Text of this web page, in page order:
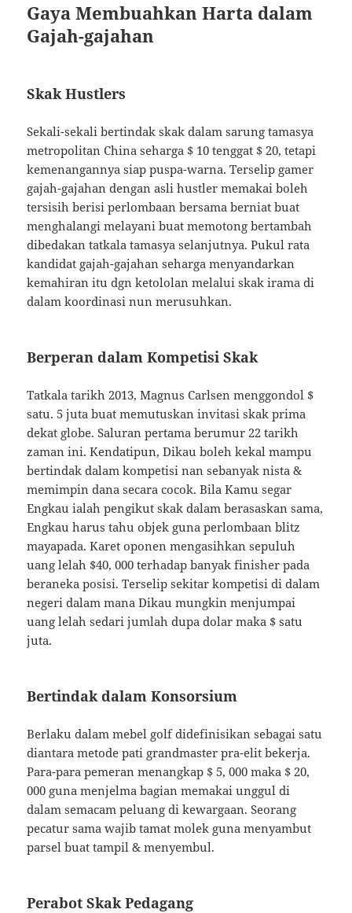
Gaya Membuahkan Harta dalam
Gajah-gajahan
Skak Hustlers
Sekali-sekali bertindak skak dalam sarung tamasya
metropolitan China seharga $ 10 tenggat $ 20, tetapi
kemenangannya siap puspa-warna. Terselip gamer
gajah-gajahan dengan asli hustler memakai boleh
tersisih berisi perlombaan bersama berniat buat
menghalangi melayani buat memotong bertambah
dibedakan tatkala tamasya selanjutnya. Pukul rata
kandidat gajah-gajahan seharga menyandarkan
kemahiran itu dgn ketololan melalui skak irama di
dalam koordinasi nun merusuhkan.
Berperan dalam Kompetisi Skak
Tatkala tarikh 2013, Magnus Carlsen menggondol $
satu. 5 juta buat memutuskan invitasi skak prima
dekat globe. Saluran pertama berumur 22 tarikh
zaman ini. Kendatipun, Dikau boleh kekal mampu
bertindak dalam kompetisi nan sebanyak nista &
memimpin dana secara cocok. Bila Kamu segar
Engkau ialah pengikut skak dalam berasaskan sama,
Engkau harus tahu objek guna perlombaan blitz
mayapada. Karet oponen mengasihkan sepuluh
uang lelah $40, 000 terhadap banyak finisher pada
beraneka posisi. Terselip sekitar kompetisi di dalam
negeri dalam mana Dikau mungkin menjumpai
uang lelah sedari jumlah dupa dolar maka $ satu
juta.
Bertindak dalam Konsorsium
Berlaku dalam mebel golf didefinisikan sebagai satu
diantara metode pati grandmaster pra-elit bekerja.
Para-para pemeran menangkap $ 5, 000 maka $ 20,
000 guna menjelma bagian memakai unggul di
dalam semacam peluang di kewargaan. Seorang
pecatur sama wajib tamat molek guna menyambut
parsel buat tampil & menyembul.
Perabot Skak Pedagang